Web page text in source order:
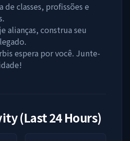
classes, profissões e
alianças, construa seu
espera por você. Junte-
(Last 24 Hours)